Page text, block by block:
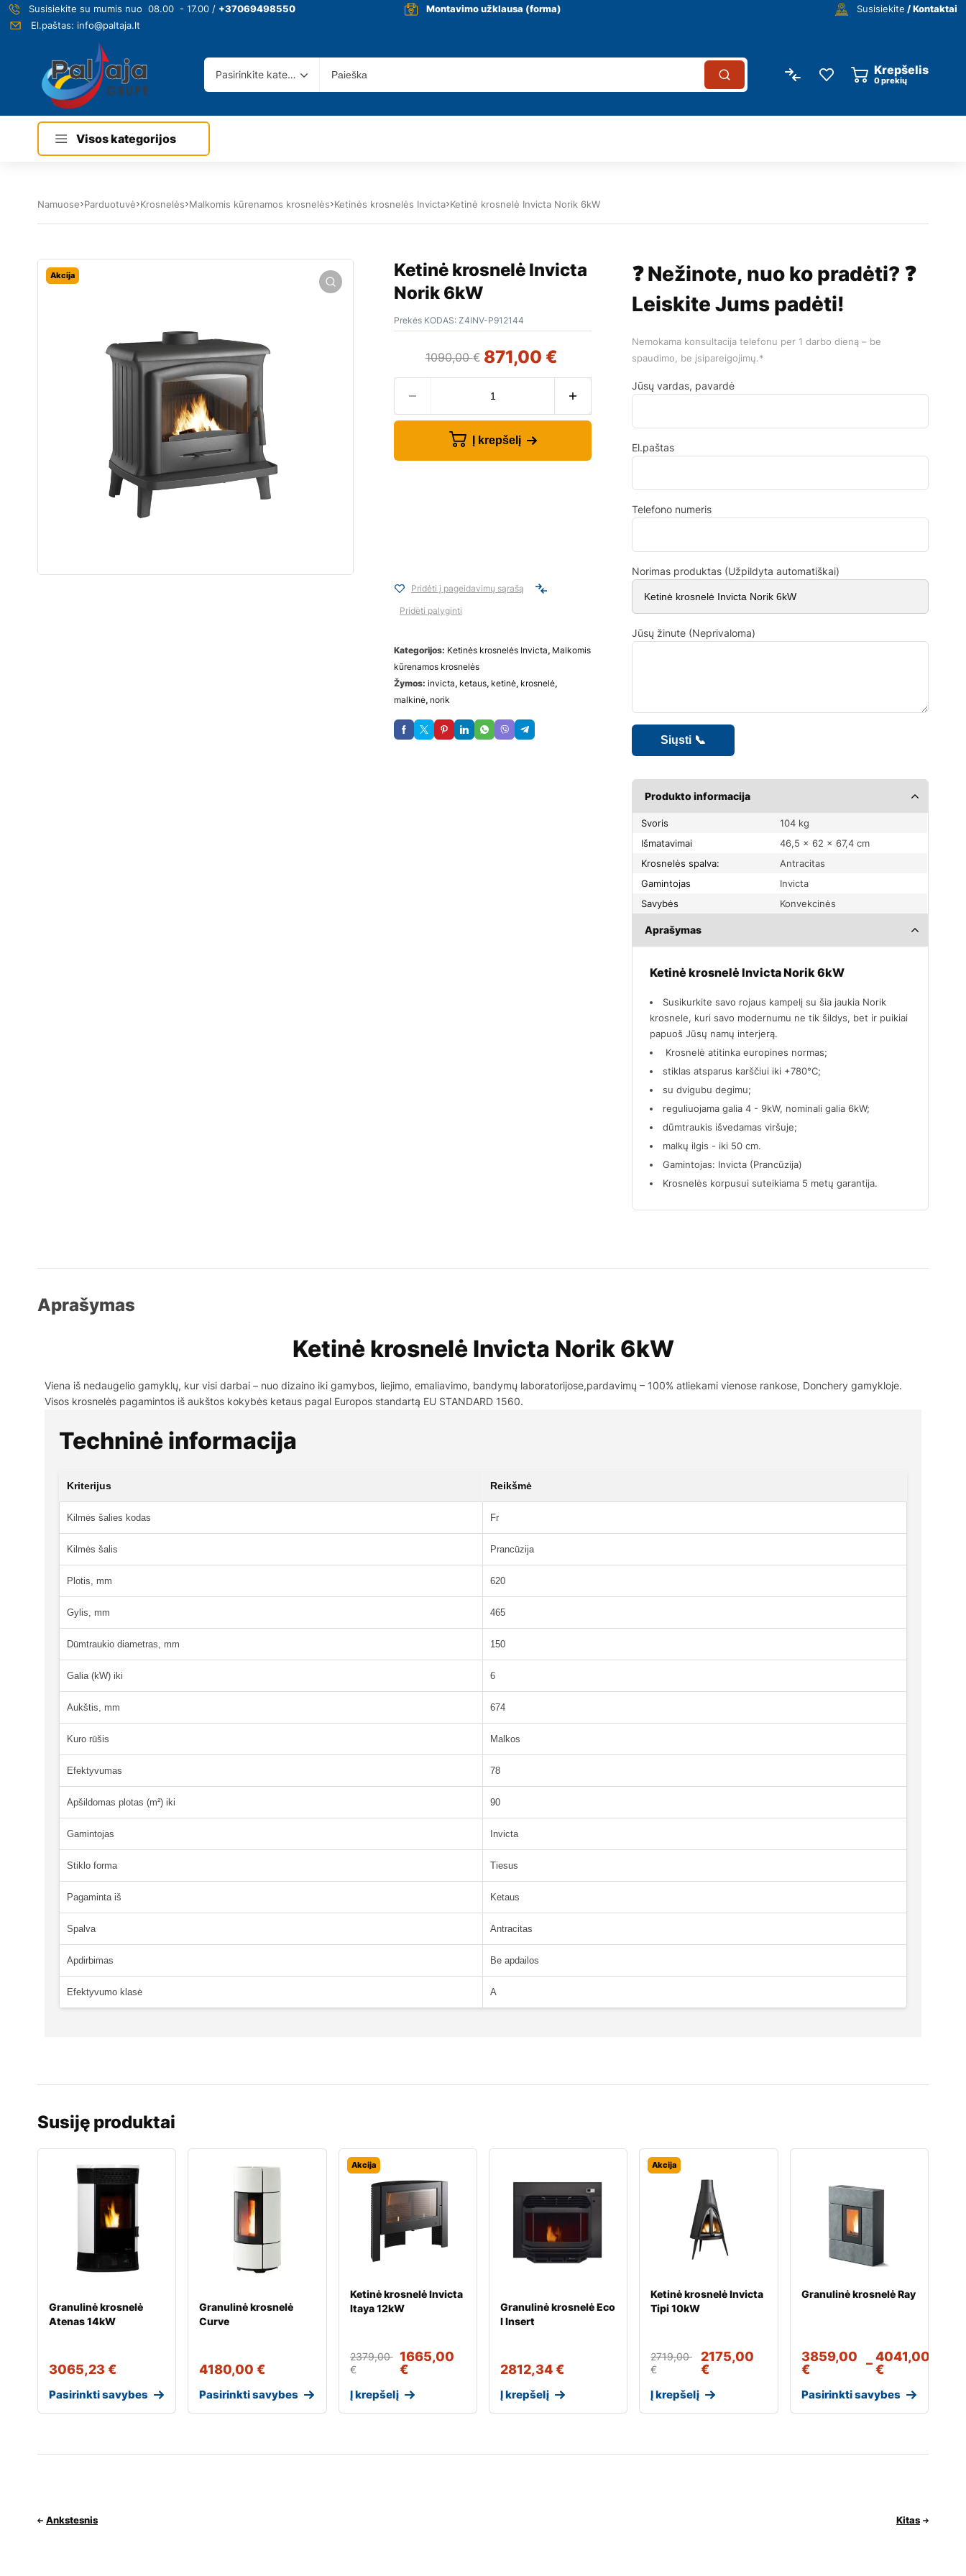
Susisiekite su mumis nuo 08.00 - 17.00 / +37069498550 Montavimo užklausa (forma) Susisiekite / Kontaktai
El.paštas: info@paltaja.lt
Pasirinkite kategoriją Krepšelis
0prekių
Visos kategorijos
Namuose Parduotuvė Krosnelės Malkomis kūrenamos krosnelės Ketinės krosnelės Invicta Ketinė krosnelė Invicta Norik 6kW
Akcija
Ketinė krosnelė Invicta
Norik 6kW
Prekės KODAS: Z4INV-P912144
1090,00€ 871,00 €
Į krepšelį
Pridėti į pageidavimų sąrašą
Pridėti palyginti
Kategorijos: Ketinės krosnelės Invicta, Malkomis
kūrenamos krosnelės
Žymos: invicta, ketaus, ketinė, krosnelė,
malkinė, norik
❓ Nežinote, nuo ko pradėti? ❓
Leiskite Jums padėti!
Nemokama konsultacija telefonu per 1 darbo dieną – be
spaudimo, be įsipareigojimų.*
Jūsų vardas, pavardė
El.paštas
Telefono numeris
Norimas produktas (Užpildyta automatiškai)
Jūsų žinute (Neprivaloma)
Produkto informacija
Svoris
104 kg
Išmatavimai
46,5 × 62 × 67,4 cm
Krosnelės spalva:
Antracitas
Gamintojas
Invicta
Savybės
Konvekcinės
Aprašymas
Ketinė krosnelė Invicta Norik 6kW
Susikurkite savo rojaus kampelį su šia jaukia Norik
krosnele, kuri savo modernumu ne tik šildys, bet ir puikiai
papuoš Jūsų namų interjerą.
Krosnelė atitinka europines normas;
stiklas atsparus karščiui iki +780°C;
su dvigubu degimu;
reguliuojama galia 4 - 9kW, nominali galia 6kW;
dūmtraukis išvedamas viršuje;
malkų ilgis - iki 50 cm.
Gamintojas: Invicta (Prancūzija)
Krosnelės korpusui suteikiama 5 metų garantija.
Aprašymas
Ketinė krosnelė Invicta Norik 6kW
Viena iš nedaugelio gamyklų, kur visi darbai – nuo dizaino iki gamybos, liejimo, emaliavimo, bandymų laboratorijose,pardavimų – 100% atliekami vienose rankose, Donchery gamykloje.
Visos krosnelės pagamintos iš aukštos kokybės ketaus pagal Europos standartą EU STANDARD 1560.
Techninė informacija
Kriterijus Reikšmė
Kilmės šalies kodas Fr
Kilmės šalis Prancūzija
Plotis, mm 620
Gylis, mm 465
Dūmtraukio diametras, mm 150
Galia (kW) iki 6
Aukštis, mm 674
Kuro rūšis Malkos
Efektyvumas 78
Apšildomas plotas (m²) iki 90
Gamintojas Invicta
Stiklo forma Tiesus
Pagaminta iš Ketaus
Spalva Antracitas
Apdirbimas Be apdailos
Efektyvumo klasė A
Susiję produktai
Granulinė krosnelė
Atenas 14kW
3065,23€
Pasirinkti savybes
Granulinė krosnelė
Curve
4180,00€
Pasirinkti savybes
Akcija
Ketinė krosnelė Invicta
Itaya 12kW
2379,00
€
1665,00
€
Į krepšelį
Granulinė krosnelė Eco
I Insert
2812,34€
Į krepšelį
Akcija
Ketinė krosnelė Invicta
Tipi 10kW
2719,00
€
2175,00
€
Į krepšelį
Granulinė krosnelė Ray
3859,00
€
– 4041,00
€
Pasirinkti savybes
Ankstesnis Kitas